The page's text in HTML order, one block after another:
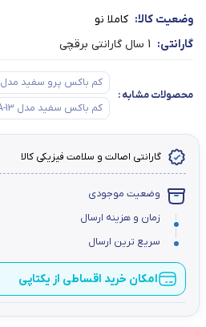
وضعیت کالا: کاملا نو
گارانتی: 1 سال گارانتی برقچی
محصولات مشابه:
کم باکس پرو سفید مدل CA-14
کم باکس سفید مدل CA-13
گارانتی اصالت و سلامت فیزیکی کالا
وضعیت موجودی
زمان و هزینه ارسال
سریع ترین ارسال
امکان خرید اقساطی از یکتاپی